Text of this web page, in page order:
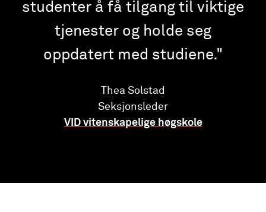
studenter å få tilgang til viktige
tjenester og holde seg
oppdatert med studiene.
Thea Solstad
Seksjonsleder
VID vitenskapelige høgskole